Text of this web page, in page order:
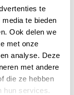
te
te bieden
Ook delen we
met onze
analyse. Deze
met andere
die ze hebben
hun services.
€ 54,90
Eaziglide
met